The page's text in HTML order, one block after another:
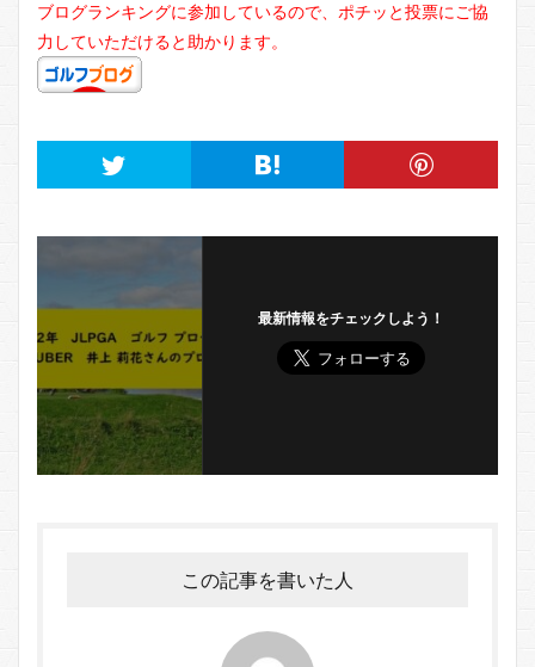
ブログランキングに参加しているので、ポチッと投票にご協
力していただけると助かります。
最新情報をチェックしよう！
この記事を書いた人